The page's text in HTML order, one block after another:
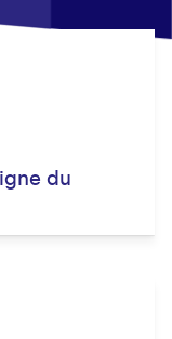
du